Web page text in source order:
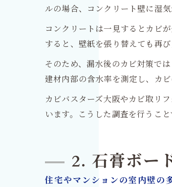
ルの場合、コンクリート壁に湿
コンクリートは一見するとカビ
すると、壁紙を張り替えても再
そのため、漏水後のカビ対策で
建材内部の含水率を測定し、カ
カビバスターズ大阪やカビ取リ
います。こうした調査を行うこ
2. 石膏ボー
住宅やマンションの室内壁の